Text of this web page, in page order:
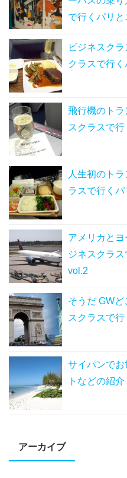
で行くパリ
ビジネスク
クラスで行
飛行機のト
スクラスで
人生初のト
ラスで行く
アメリカと
ジネスクラ
vol.2
そうだ GW
スクラスで
サイパンで
トなどの紹介
アーカイブ